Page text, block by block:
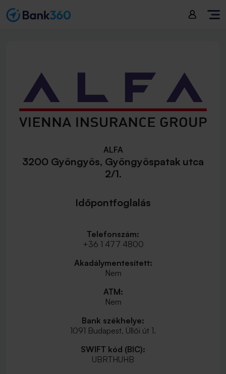
ALFA
3200 Gyöngyös, Gyöngyöspatak utca
2/1.
Időpontfoglalás
Telefonszám:
+36 1 477 4800
Akadálymentesített:
Nem
ATM:
Nem
Bank székhelye:
1091 Budapest, Üllői út 1.
SWIFT kód (BIC):
UBRTHUHB